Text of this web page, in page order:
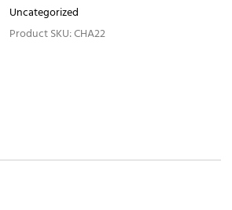
Uncategorized
Product SKU: CHA22